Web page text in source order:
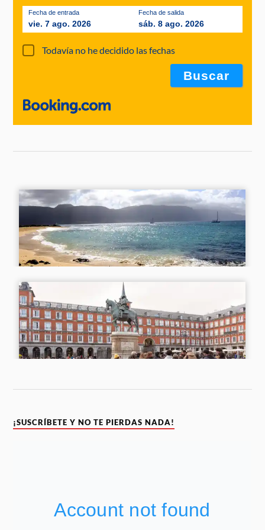
Fecha de entrada
vie. 7 ago. 2026
Fecha de salida
sáb. 8 ago. 2026
Todavía no he decidido las fechas
¡SUSCRÍBETE Y NO TE PIERDAS NADA!